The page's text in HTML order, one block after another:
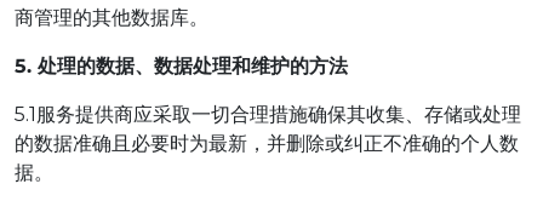
商管理的其他数据库。
5. 处理的数据、数据处理和维护的方法
5.1服务提供商应采取一切合理措施确保其收集、存储或处理
的数据准确且必要时为最新，并删除或纠正不准确的个人数
据。